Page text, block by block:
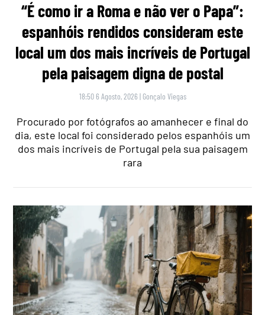
“É como ir a Roma e não ver o Papa”:
espanhóis rendidos consideram este
local um dos mais incríveis de Portugal
pela paisagem digna de postal
18:50 6 Agosto, 2026 | Gonçalo Viegas
Procurado por fotógrafos ao amanhecer e final do
dia, este local foi considerado pelos espanhóis um
dos mais incríveis de Portugal pela sua paisagem
rara